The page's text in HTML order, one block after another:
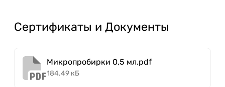
Сертификаты и Документы
Микропробирки 0,5 мл.pdf
184.49 кБ